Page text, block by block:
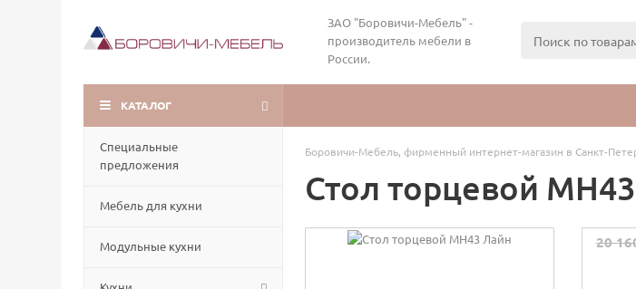
ЗАО "Боровичи-Мебель" -
производитель мебели в
России.
КАТАЛОГ
Специальные
предложения
Мебель для кухни
Модульные кухни
Боровичи-Мебель, фирменный интернет-магазин в Санкт-
Стол торцевой
20